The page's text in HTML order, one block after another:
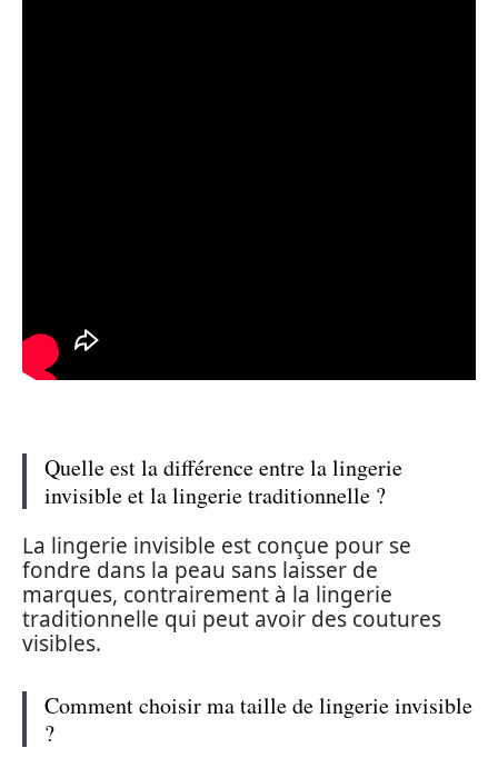
Quelle est la différence entre la lingerie
invisible et la lingerie traditionnelle ?
La lingerie invisible est conçue pour se
fondre dans la peau sans laisser de
marques, contrairement à la lingerie
traditionnelle qui peut avoir des coutures
visibles.
Comment choisir ma taille de lingerie invisible
?